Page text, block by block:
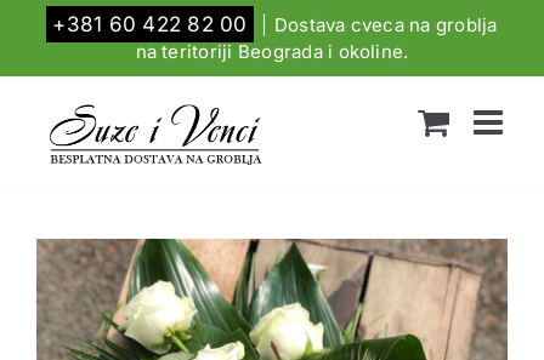
content
+381 60 422 82 00
Dostava cveca na groblja
na teritoriji Beograda i okoline.